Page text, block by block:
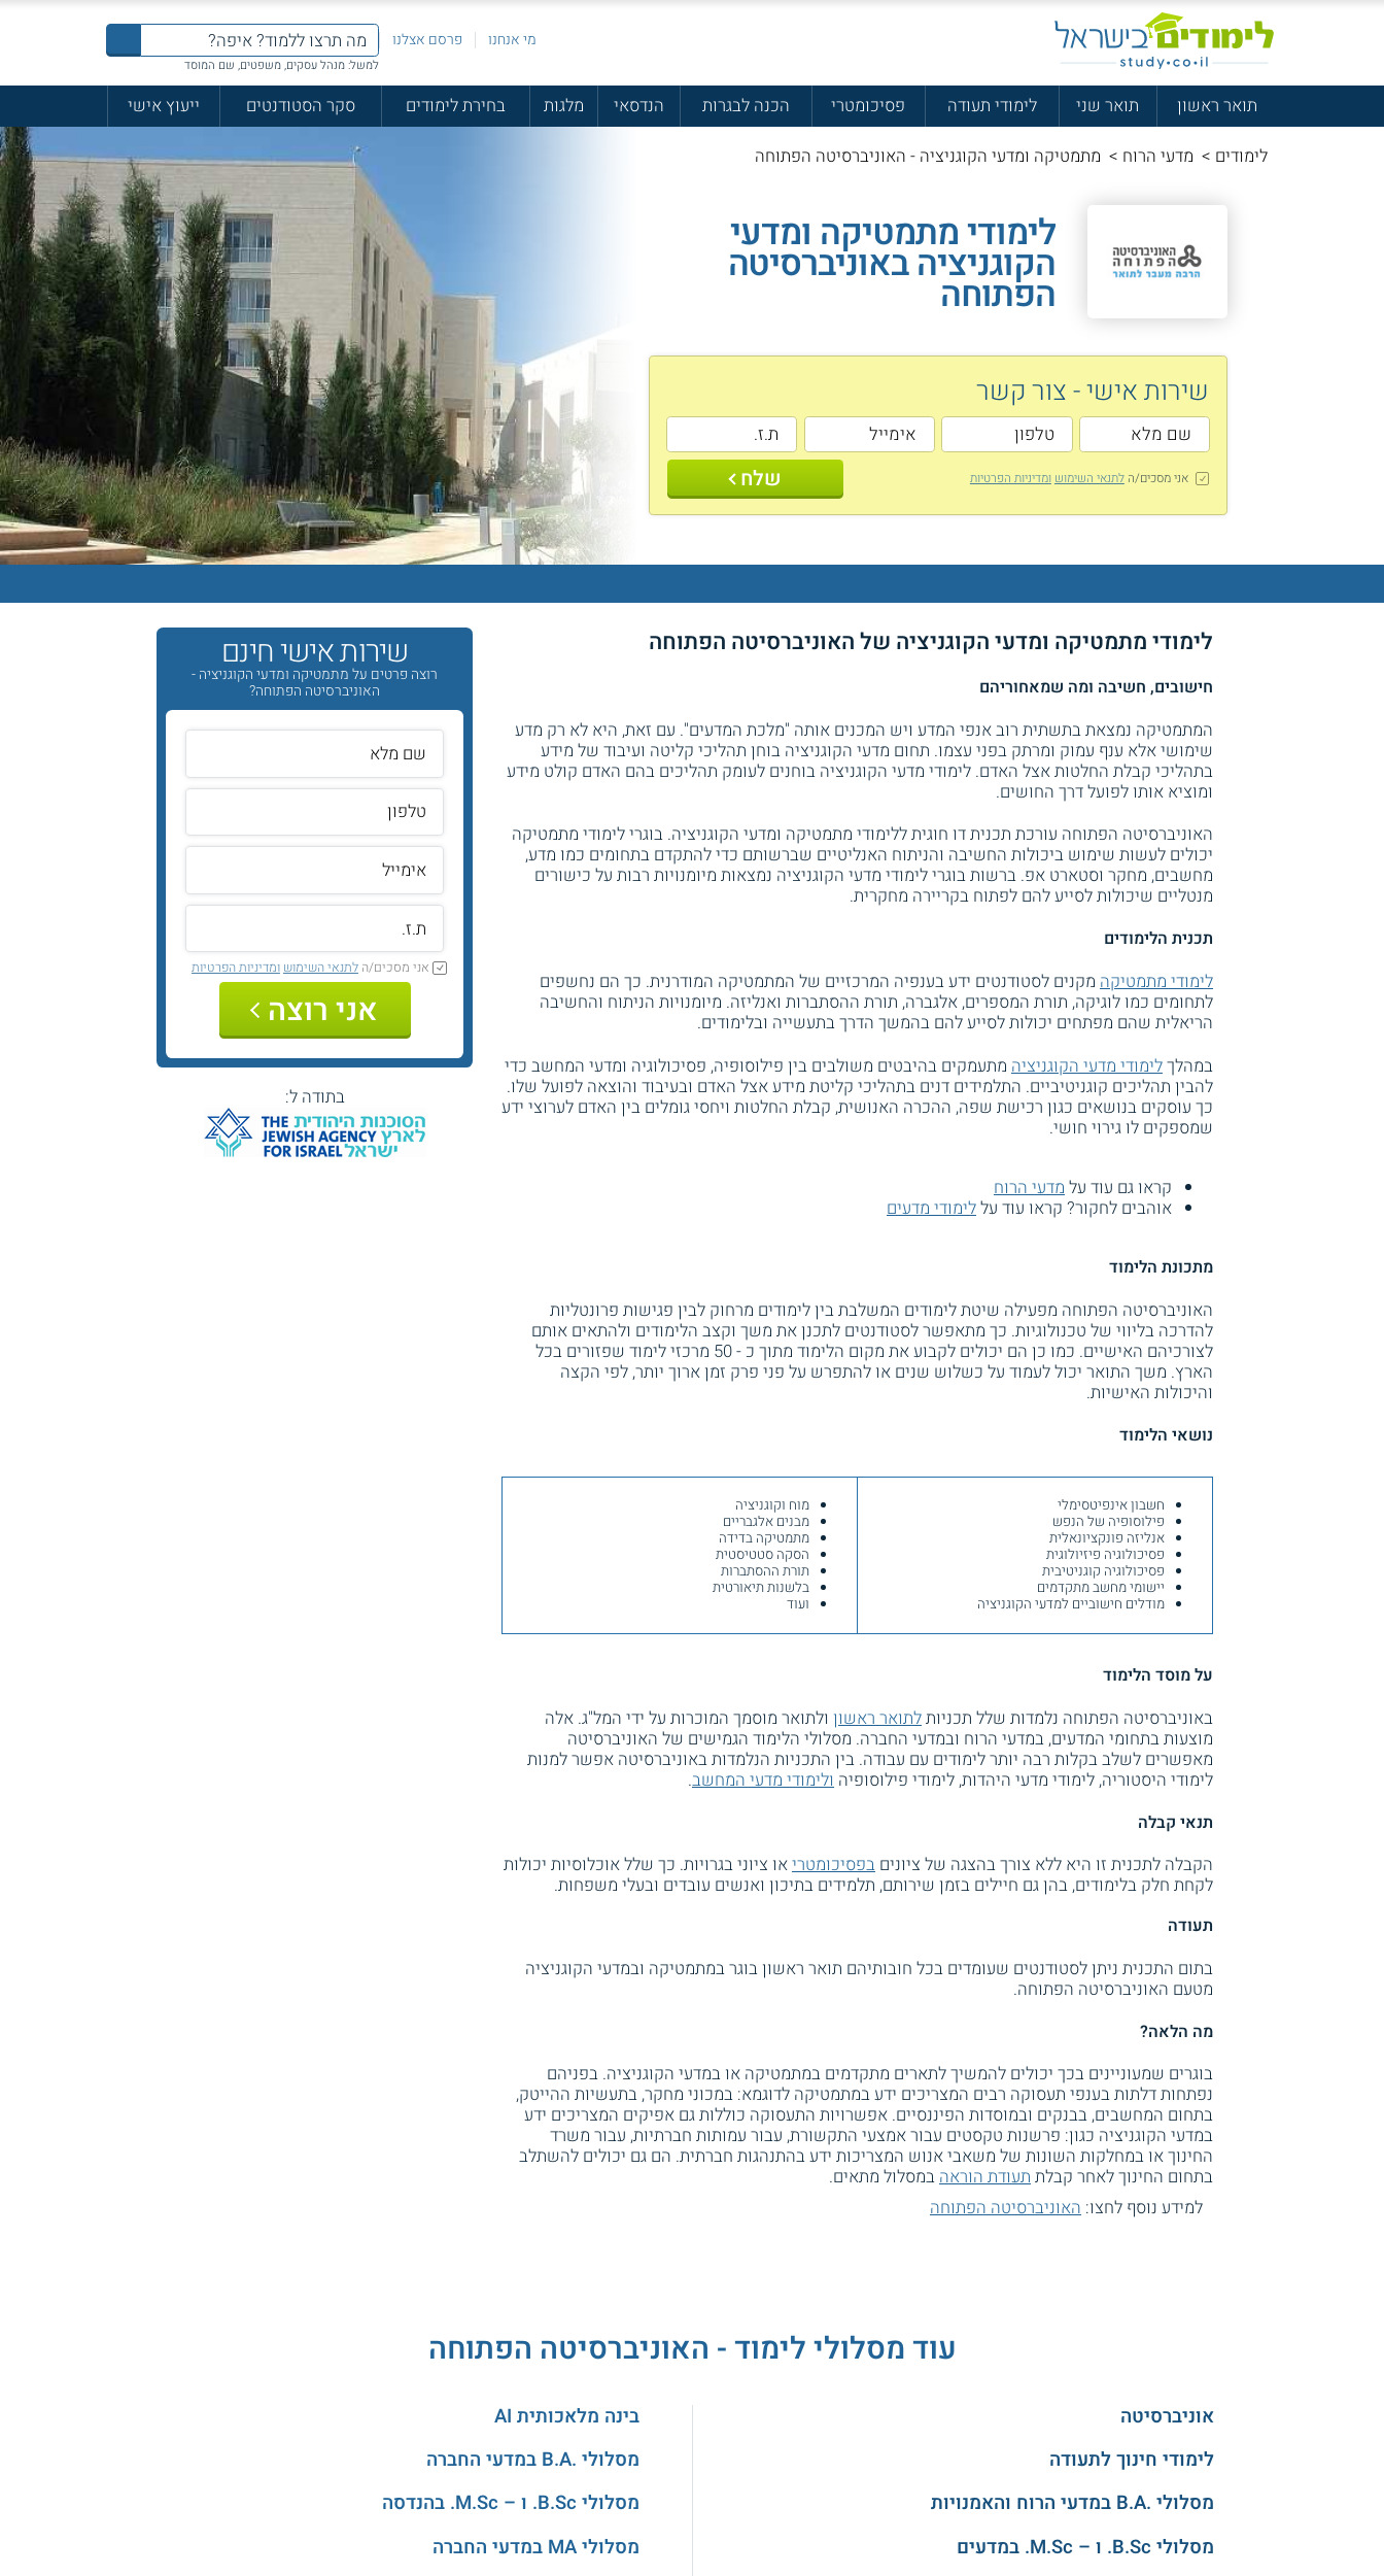
מי אנחנו פרסם אצלנו
למשל: מנהל עסקים, משפטים, שם המוסד
תואר ראשון תואר שני לימודי תעודה פסיכומטרי הכנה לבגרות הנדסאי מלגות בחירת לימודים סקר הסטודנטים
ייעוץ אישי
לימודים > מדעי הרוח > מתמטיקה ומדעי הקוגניציה - האוניברסיטה הפתוחה
לימודי מתמטיקה ומדעי
הקוגניציה באוניברסיטה
הפתוחה
שירות אישי - צור קשר
אני מסכים/הלתנאי השימוש ומדיניות הפרטיות שלח
לימודי מתמטיקה ומדעי הקוגניציה של האוניברסיטה הפתוחה
חישובים, חשיבה ומה שמאחוריהם
המתמטיקה נמצאת בתשתית רוב אנפי המדע ויש המכנים אותה "מלכת המדעים". עם זאת, היא לא רק מדע
שימושי אלא ענף עמוק ומרתק בפני עצמו. תחום מדעי הקוגניציה בוחן תהליכי קליטה ועיבוד של מידע
בתהליכי קבלת החלטות אצל האדם. לימודי מדעי הקוגניציה בוחנים לעומק תהליכים בהם האדם קולט מידע
ומוציא אותו לפועל דרך החושים.
האוניברסיטה הפתוחה עורכת תכנית דו חוגית ללימודי מתמטיקה ומדעי הקוגניציה. בוגרי לימודי מתמטיקה
יכולים לעשות שימוש ביכולות החשיבה והניתוח האנליטיים שברשותם כדי להתקדם בתחומים כמו מדע,
מחשבים, מחקר וסטארט אפ. ברשות בוגרי לימודי מדעי הקוגניציה נמצאות מיומנויות רבות על כישורים
מנטליים שיכולות לסייע להם לפתוח בקריירה מחקרית.
תכנית הלימודים
לימודי מתמטיקה מקנים לסטודנטים ידע בענפיה המרכזיים של המתמטיקה המודרנית. כך הם נחשפים
לתחומים כמו לוגיקה, תורת המספרים, אלגברה, תורת ההסתברות ואנליזה. מיומנויות הניתוח והחשיבה
הריאלית שהם מפתחים יכולות לסייע להם בהמשך הדרך בתעשייה ובלימודים.
במהלךלימודי מדעי הקוגניציה מתעמקים בהיבטים משולבים בין פילוסופיה, פסיכולוגיה ומדעי המחשב כדי
להבין תהליכים קוגניטיביים. התלמידים דנים בתהליכי קליטת מידע אצל האדם ובעיבוד והוצאה לפועל שלו.
כך עוסקים בנושאים כגון רכישת שפה, ההכרה האנושית, קבלת החלטות ויחסי גומלים בין האדם לערוצי ידע
שמספקים לו גירוי חושי.
קראו גם עוד על מדעי הרוח
אוהבים לחקור? קראו עוד עללימודי מדעים
מתכונת הלימוד
האוניברסיטה הפתוחה מפעילה שיטת לימודים המשלבת בין לימודים מרחוק לבין פגישות פרונטליות
להדרכה בליווי של טכנולוגיות. כך מתאפשר לסטודנטים לתכנן את משך וקצב הלימודים ולהתאים אותם
לצורכיהם האישיים. כמו כן הם יכולים לקבוע את מקום הלימוד מתוך כ - 50 מרכזי לימוד שפזורים בכל
הארץ. משך התואר יכול לעמוד על כשלוש שנים או להתפרש על פני פרק זמן ארוך יותר, לפי הקצה
והיכולות האישיות.
נושאי הלימוד
חשבון אינפיטסימלי
פילוסופיה של הנפש
אנליזה פונקציונאלית
פסיכולוגיה פיזיולוגית
פסיכולוגיה קוגניטיבית
יישומי מחשב מתקדמים
מודלים חישוביים למדעי הקוגניציה
מוח וקוגניציה
מבנים אלגבריים
מתמטיקה בדידה
הסקה סטטיסטית
תורת ההסתברות
בלשנות תיאורטית
ועוד
על מוסד הלימוד
באוניברסיטה הפתוחה נלמדות שלל תכניותלתואר ראשון ולתואר מוסמך המוכרות על ידי המל"ג. אלה
מוצעות בתחומי המדעים, במדעי הרוח ובמדעי החברה. מסלולי הלימוד הגמישים של האוניברסיטה
מאפשרים לשלב בקלות רבה יותר לימודים עם עבודה. בין התכניות הנלמדות באוניברסיטה אפשר למנות
לימודי היסטוריה, לימודי מדעי היהדות, לימודי פילוסופיה ולימודי מדעי המחשב.
תנאי קבלה
הקבלה לתכנית זו היא ללא צורך בהצגה של ציונים בפסיכומטריאו ציוני בגרויות. כך שלל אוכלוסיות יכולות
לקחת חלק בלימודים, בהן גם חיילים בזמן שירותם, תלמידים בתיכון ואנשים עובדים ובעלי משפחות.
תעודה
בתום התכנית ניתן לסטודנטים שעומדים בכל חובותיהם תואר ראשון בוגר במתמטיקה ובמדעי הקוגניציה
מטעם האוניברסיטה הפתוחה.
מה הלאה?
בוגרים שמעוניינים בכך יכולים להמשיך לתארים מתקדמים במתמטיקה או במדעי הקוגניציה. בפניהם
נפתחות דלתות בענפי תעסוקה רבים המצריכים ידע במתמטיקה לדוגמא: במכוני מחקר, בתעשיות ההייטק,
בתחום המחשבים, בבנקים ובמוסדות הפיננסיים. אפשרויות התעסוקה כוללות גם אפיקים המצריכים ידע
במדעי הקוגניציה כגון: פרשנות טקסטים עבור אמצעי התקשורת, עבור עמותות חברתיות, עבור משרד
החינוך או במחלקות השונות של משאבי אנוש המצריכות ידע בהתנהגות חברתית. הם גם יכולים להשתלב
בתחום החינוך לאחר קבלתתעודת הוראהבמסלול מתאים.
למידע נוסף לחצו: האוניברסיטה הפתוחה
שירות אישי חינם
רוצה פרטים על מתמטיקה ומדעי הקוגניציה -
האוניברסיטה הפתוחה?
אני מסכים/הלתנאי השימוש ומדיניות הפרטיות
אני רוצה
בתודה ל:
עוד מסלולי לימוד - האוניברסיטה הפתוחה
אוניברסיטה
לימודי חינוך לתעודה
מסלולי .B.A במדעי הרוח והאמנויות
מסלולי B.Sc. ו – M.Sc. במדעים
בינה מלאכותית AI
מסלולי .B.A במדעי החברה
מסלולי B.Sc. ו – M.Sc. בהנדסה
מסלולי MA במדעי החברה